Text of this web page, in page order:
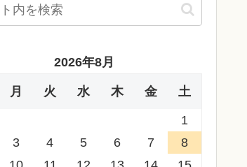
2026年8月
月 火 水 木 金 土
1
3 4 5 6 7
8